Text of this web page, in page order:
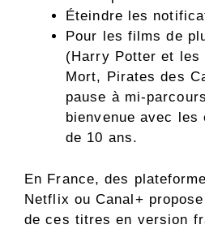
Éteindre les
Pour les films de
(Harry Potter et les
Mort, Pirates des
pause à mi-
bienvenue avec les
de 10 ans.
En France, des
Netflix ou Canal+
de ces titres en version